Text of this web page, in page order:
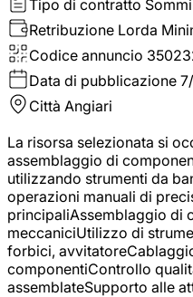
Tipo di contratto
Retribuzione Lorda
Codice annuncio
Data di pubblicazione
Città Angiari
La risorsa selezionata si
assemblaggio di
utilizzando strumenti da
operazioni manuali di
principaliAssemblaggio di
meccaniciUtilizzo di
forbici,
componentiControllo
assemblateSupporto alle